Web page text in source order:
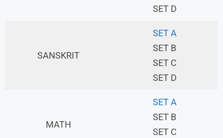
SET D
SANSKRIT
SET A
SET B
SET C
SET D
MATH
SET A
SET B
SET C